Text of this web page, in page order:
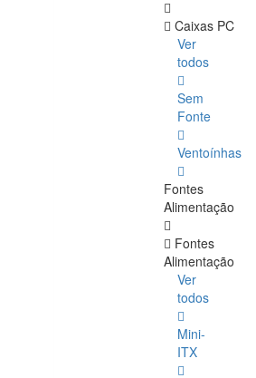
Caixas PC
Ver
todos
Sem
Fonte
Ventoínhas
Fontes
Alimentação
Fontes
Alimentação
Ver
todos
Mini-
ITX